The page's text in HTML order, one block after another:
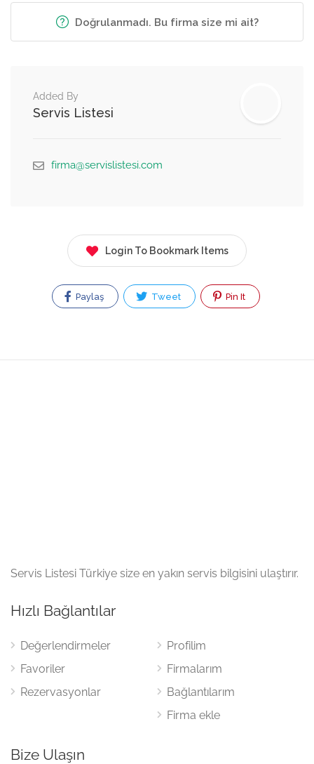
Doğrulanmadı. Bu firma size mi ait?
Added By
Servis Listesi
firma@servislistesi.com
Login To Bookmark Items
Paylaş Tweet Pin It
Servis Listesi Türkiye size en yakın servis bilgisini ulaştırır.
Hızlı Bağlantılar
Değerlendirmeler
Favoriler
Rezervasyonlar
Profilim
Firmalarım
Bağlantılarım
Firma ekle
Bize Ulaşın